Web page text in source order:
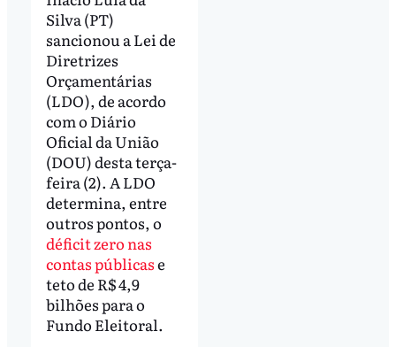
Silva (PT)
sancionou a Lei de
Diretrizes
Orçamentárias
(LDO), de acordo
com o Diário
Oficial da União
(DOU) desta terça-
feira (2). A LDO
determina, entre
outros pontos, o
déficit zero nas
contas públicase
teto de R$ 4,9
bilhões para o
Fundo Eleitoral.